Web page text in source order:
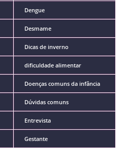
Dengue
Desmame
Dicas de inverno
dificuldade alimentar
Doenças comuns da infância
Dúvidas comuns
Entrevista
Gestante